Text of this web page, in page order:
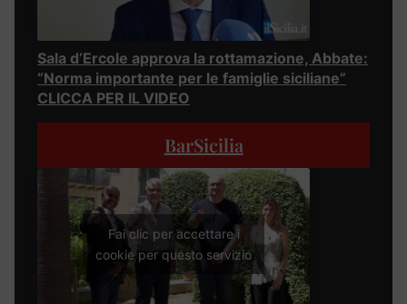
Sala d’Ercole approva la rottamazione, Abbate:
“Norma importante per le famiglie siciliane”
CLICCA PER IL VIDEO
BarSicilia
Fai clic per accettare i
cookie per questo servizio